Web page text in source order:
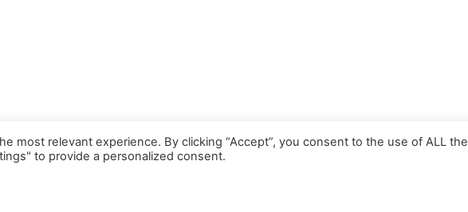
most relevant experience. By clicking “Accept”, you consent to the use of ALL the
to provide a personalized consent.